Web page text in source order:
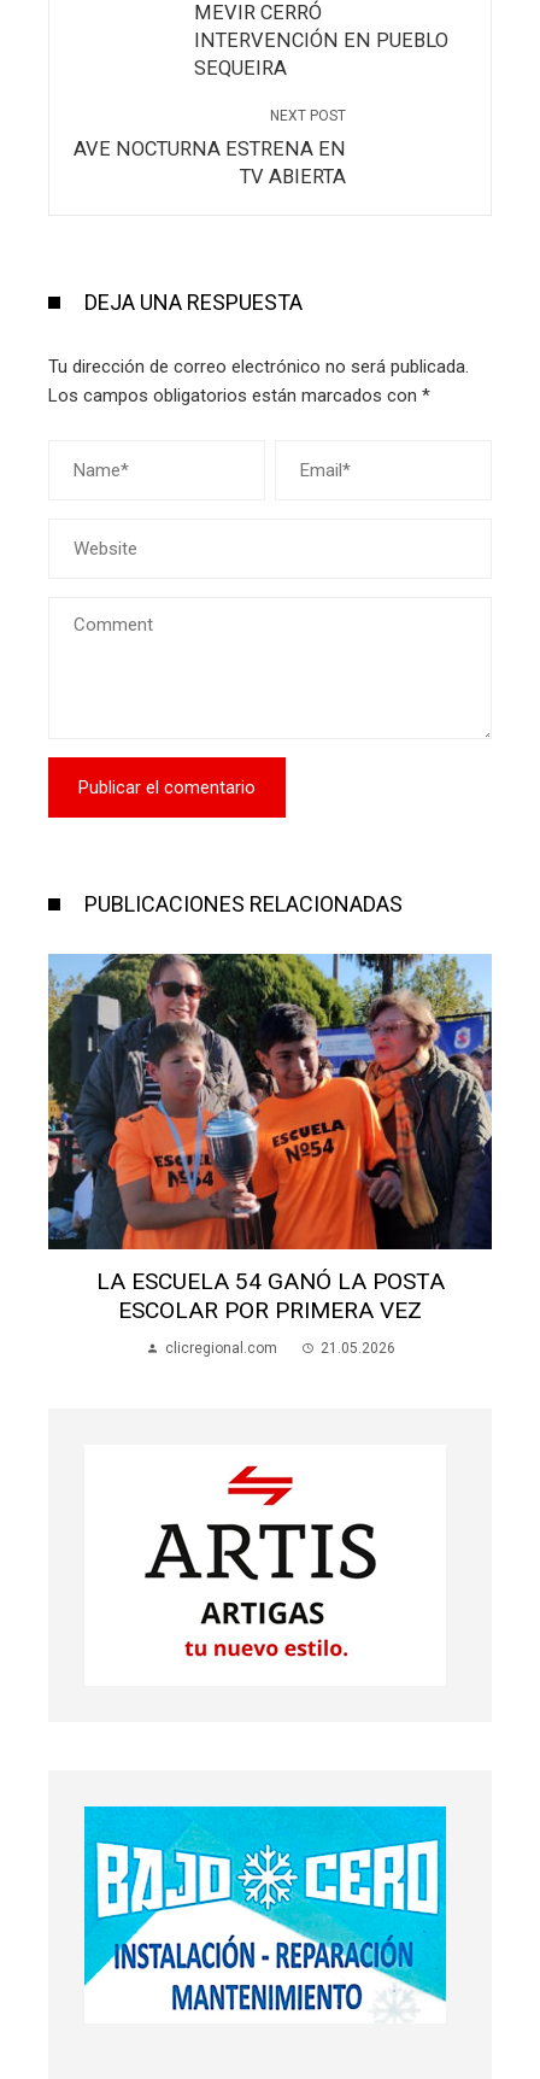
MEVIR CERRÓ
INTERVENCIÓN EN PUEBLO
SEQUEIRA
NEXT POST
AVE NOCTURNA ESTRENA EN
TV ABIERTA
DEJA UNA RESPUESTA
Tu dirección de correo electrónico no será publicada.
Los campos obligatorios están marcados con *
PUBLICACIONES RELACIONADAS
LA ESCUELA 54 GANÓ LA POSTA
ESCOLAR POR PRIMERA VEZ
clicregional.com 21.05.2026